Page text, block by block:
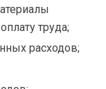
труда;
расходов;